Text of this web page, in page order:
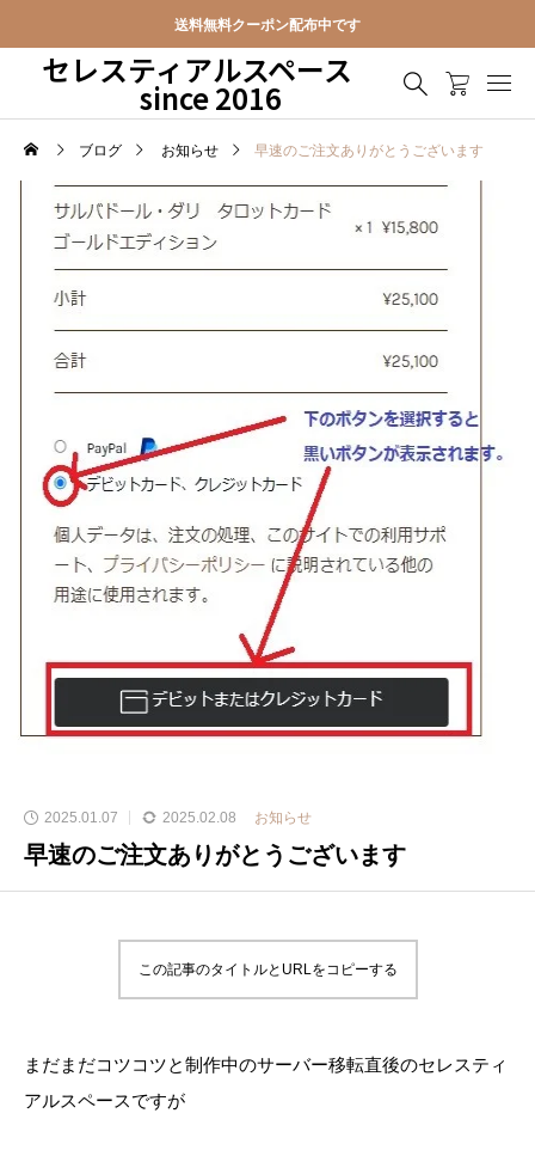
送料無料クーポン配布中です
セレスティアルスペース
since 2016
ブログ お知らせ 早速のご注文ありがとうございます
2025.01.07 2025.02.08 お知らせ
早速のご注文ありがとうございます
この記事のタイトルとURLをコピーする
まだまだコツコツと制作中のサーバー移転直後のセレスティ
アルスペースですが